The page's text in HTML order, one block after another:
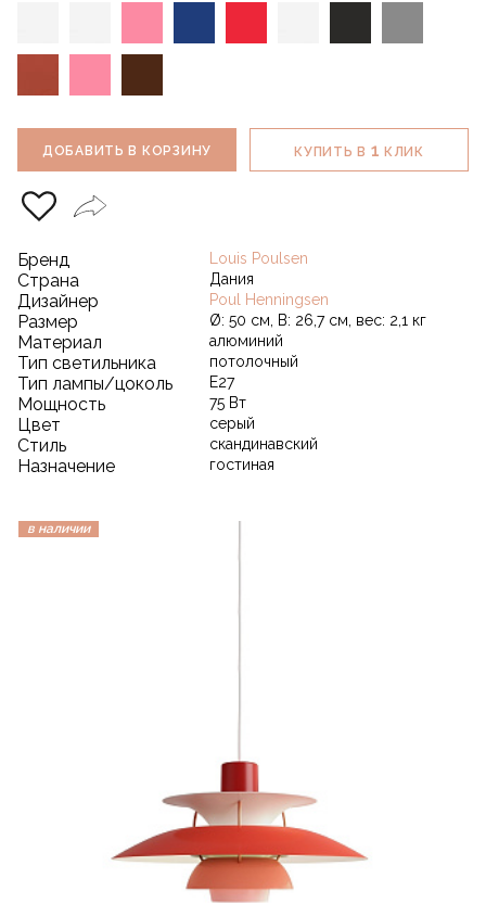
ДОБАВИТЬ В КОРЗИНУ КУПИТЬ В 1 КЛИК
Бренд Louis Poulsen
Страна Дания
Дизайнер Poul Henningsen
Размер Ø: 50 см, В: 26,7 см, вес: 2,1 кг
Материал алюминий
Тип светильника потолочный
Тип лампы/цоколь Е27
Мощность 75 Вт
Цвет серый
Стиль скандинавский
Назначение гостиная
в наличии